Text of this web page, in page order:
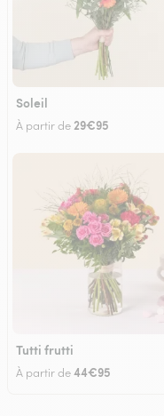
Soleil
À partir de29€95
Tutti frutti
À partir de44€95